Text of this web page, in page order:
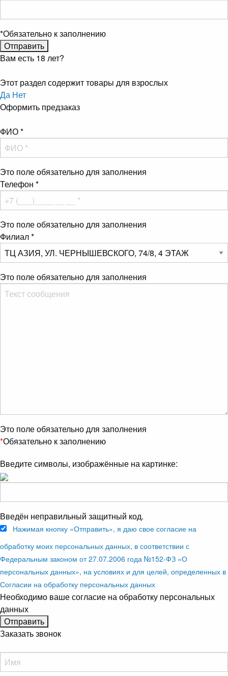
*Обязательно к заполнению
Вам есть 18 лет?
Этот раздел содержит товары для взрослых
Да Нет
Оформить предзаказ
ФИО*
Это поле обязательно для заполнения
Телефон *
Это поле обязательно для заполнения
Филиал*
Это поле обязательно для заполнения
Это поле обязательно для заполнения
*Обязательно к заполнению
Введите символы, изображённые на картинке:
Введён неправильный защитный код.
Нажимая кнопку «Отправить», я даю свое согласие на
обработку моих персональных данных, в соответствии с
Федеральным законом от 27.07.2006 года №152-ФЗ «О
персональных данных», на условиях и для целей, определенных в
Согласии на обработку персональных данных
Необходимо ваше согласие на обработку персональных
данных
Заказать звонок